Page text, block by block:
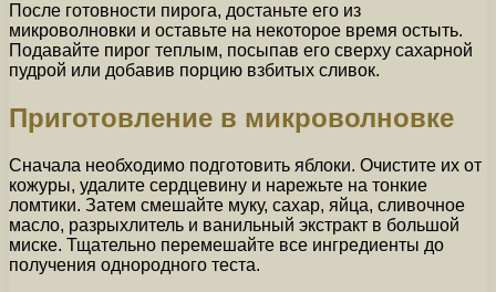
После готовности пирога, достаньте его из
микроволновки и оставьте на некоторое время остыть.
Подавайте пирог теплым, посыпав его сверху сахарной
пудрой или добавив порцию взбитых сливок.
Приготовление в микроволновке
Сначала необходимо подготовить яблоки. Очистите их от
кожуры, удалите сердцевину и нарежьте на тонкие
ломтики. Затем смешайте муку, сахар, яйца, сливочное
масло, разрыхлитель и ванильный экстракт в большой
миске. Тщательно перемешайте все ингредиенты до
получения однородного теста.